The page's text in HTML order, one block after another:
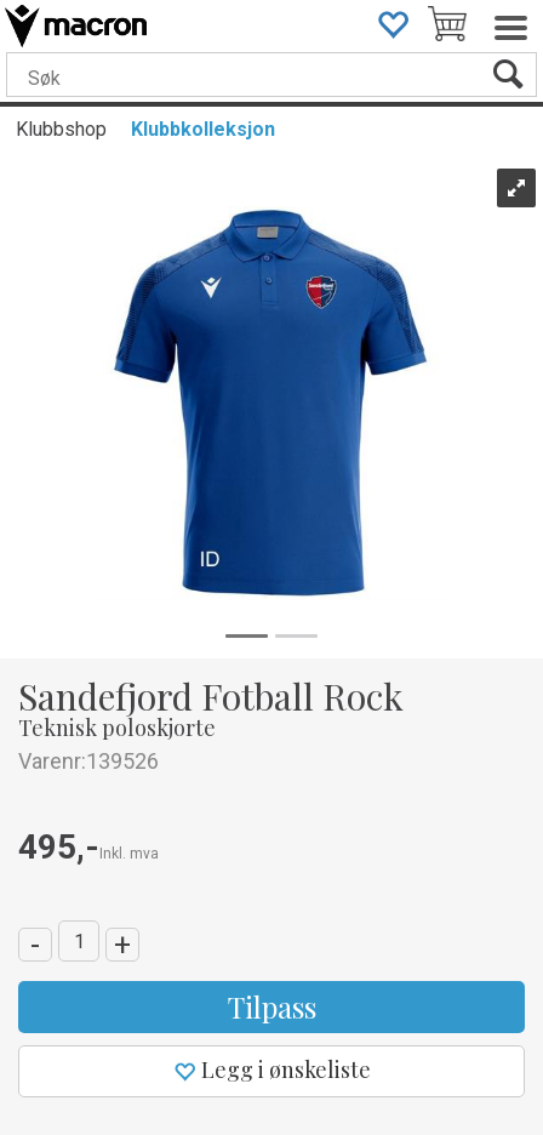
Klubbshop Klubbkolleksjon
Sandefjord Fotball Rock
Teknisk poloskjorte
Varenr:139526
495,- Inkl. mva
- +
Tilpass
Legg i ønskeliste